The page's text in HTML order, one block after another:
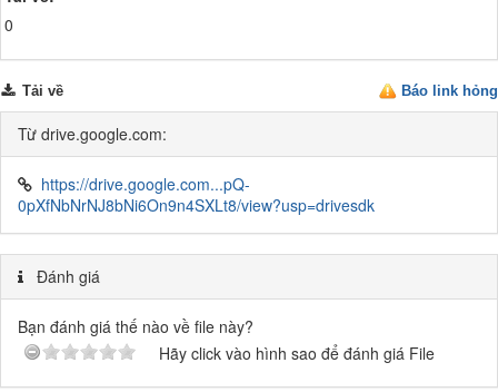
0
Báo link hỏng
Tải về
Từ drive.google.com:
https://drive.google.com...pQ-
0pXfNbNrNJ8bNi6On9n4SXLt8/view?usp=drivesdk
Đánh giá
Bạn đánh giá thế nào về file này?
Hãy click vào hình sao để đánh giá File